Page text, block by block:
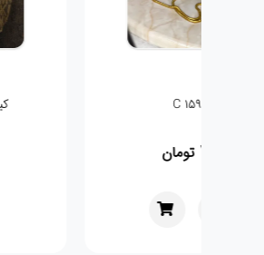
کیف مجلسی سایز بزرگ کد 322